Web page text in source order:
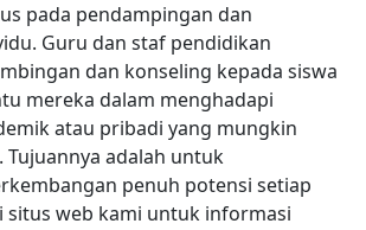
pada pendampingan dan
Guru dan staf pendidikan
dan konseling kepada siswa
mereka dalam menghadapi
atau pribadi yang mungkin
Tujuannya adalah untuk
penuh potensi setiap
situs web kami untuk informasi